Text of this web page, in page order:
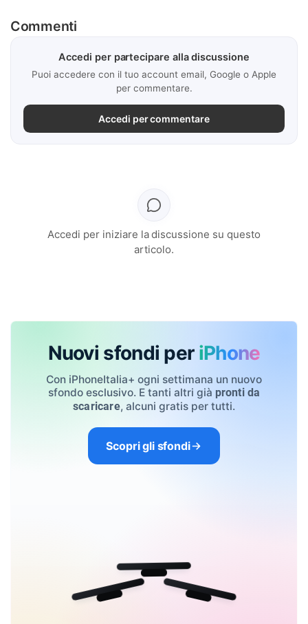
Commenti
Accedi per partecipare alla discussione
Puoi accedere con il tuo account email, Google o Apple
per commentare.
Accedi per commentare
Accedi per iniziare la discussione su questo
articolo.
Nuovi sfondi per iPhone
Con iPhoneItalia+ ogni settimana un nuovo
sfondo esclusivo. E tanti altri già pronti da
scaricare, alcuni gratis per tutti.
Scopri gli sfondi